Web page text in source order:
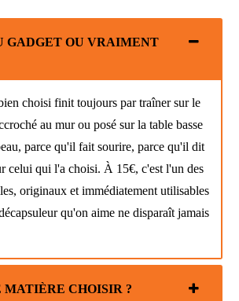
GADGET OU VRAIMENT
choisi finit toujours par traîner sur le
au mur ou posé sur la table basse
parce qu'il fait sourire, parce qu'il dit
celui qui l'a choisi. À 15€, c'est l'un des
originaux et immédiatement utilisables
qu'on aime ne disparaît jamais
MATIÈRE CHOISIR ?